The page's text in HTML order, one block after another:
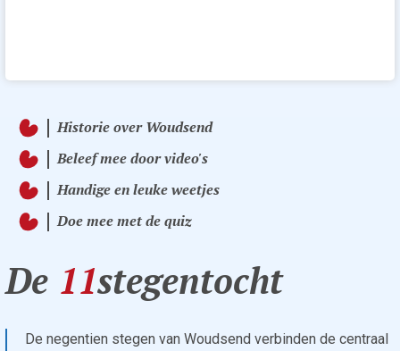
Historie over Woudsend
Beleef mee door video's
Handige en leuke weetjes
Doe mee met de quiz
De 11stegentocht
De negentien stegen van Woudsend verbinden de centraal